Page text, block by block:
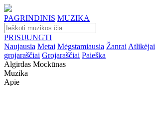
PAGRINDINIS MUZIKA
PRISIJUNGTI
Naujausia Metai Mėgstamiausia Žanrai Atlikėjai
grojaraščiai Grojaraščiai Paieška
Algirdas Mockūnas
Muzika
Apie